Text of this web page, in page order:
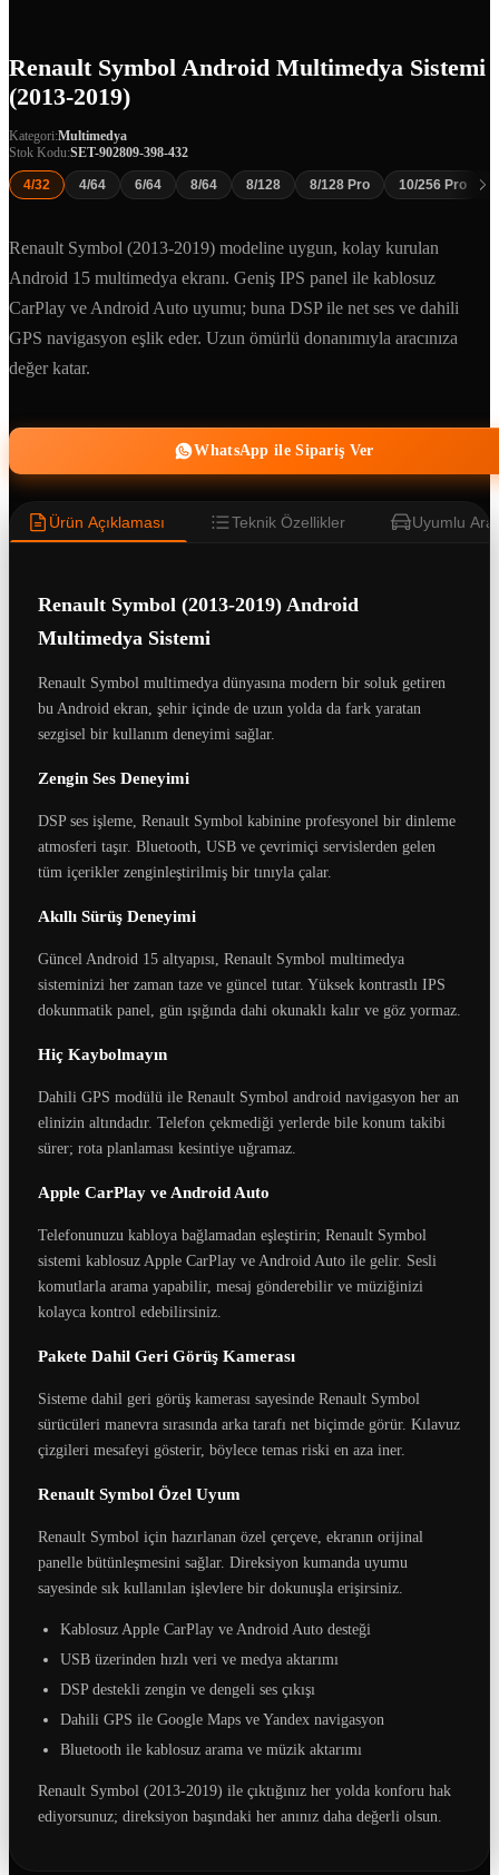
Renault Symbol Android Multimedya Sistemi
(2013-2019)
Kategori:Multimedya
Stok Kodu:SET-902809-398-432
4/32 4/64 6/64 8/64 8/128 8/128 Pro 10/256 Pro
Renault Symbol (2013-2019) modeline uygun, kolay kurulan
Android 15 multimedya ekranı. Geniş IPS panel ile kablosuz
CarPlay ve Android Auto uyumu; buna DSP ile net ses ve dahili
GPS navigasyon eşlik eder. Uzun ömürlü donanımıyla aracınıza
değer katar.
WhatsApp ile Sipariş Ver
Ürün Açıklaması Teknik Özellikler Uyumlu
Renault Symbol (2013-2019) Android
Multimedya Sistemi
Renault Symbol multimedya dünyasına modern bir soluk getiren
bu Android ekran, şehir içinde de uzun yolda da fark yaratan
sezgisel bir kullanım deneyimi sağlar.
Zengin Ses Deneyimi
DSP ses işleme, Renault Symbol kabinine profesyonel bir dinleme
atmosferi taşır. Bluetooth, USB ve çevrimiçi servislerden gelen
tüm içerikler zenginleştirilmiş bir tınıyla çalar.
Akıllı Sürüş Deneyimi
Güncel Android 15 altyapısı, Renault Symbol multimedya
sisteminizi her zaman taze ve güncel tutar. Yüksek kontrastlı IPS
dokunmatik panel, gün ışığında dahi okunaklı kalır ve göz yormaz.
Hiç Kaybolmayın
Dahili GPS modülü ile Renault Symbol android navigasyon her an
elinizin altındadır. Telefon çekmediği yerlerde bile konum takibi
sürer; rota planlaması kesintiye uğramaz.
Apple CarPlay ve Android Auto
Telefonunuzu kabloya bağlamadan eşleştirin; Renault Symbol
sistemi kablosuz Apple CarPlay ve Android Auto ile gelir. Sesli
komutlarla arama yapabilir, mesaj gönderebilir ve müziğinizi
kolayca kontrol edebilirsiniz.
Pakete Dahil Geri Görüş Kamerası
Sisteme dahil geri görüş kamerası sayesinde Renault Symbol
sürücüleri manevra sırasında arka tarafı net biçimde görür. Kılavuz
çizgileri mesafeyi gösterir, böylece temas riski en aza iner.
Renault Symbol Özel Uyum
Renault Symbol için hazırlanan özel çerçeve, ekranın orijinal
panelle bütünleşmesini sağlar. Direksiyon kumanda uyumu
sayesinde sık kullanılan işlevlere bir dokunuşla erişirsiniz.
Kablosuz Apple CarPlay ve Android Auto desteği
USB üzerinden hızlı veri ve medya aktarımı
DSP destekli zengin ve dengeli ses çıkışı
Dahili GPS ile Google Maps ve Yandex navigasyon
Bluetooth ile kablosuz arama ve müzik aktarımı
Renault Symbol (2013-2019) ile çıktığınız her yolda konforu hak
ediyorsunuz; direksiyon başındaki her anınız daha değerli olsun.